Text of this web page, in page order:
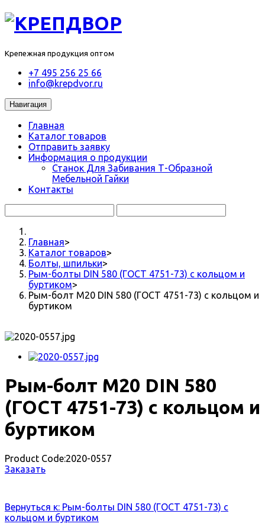
Крепежная продукция оптом
+7 495 256 25 66
info@krepdvor.ru
Навигация
Главная
Каталог товаров
Отправить заявку
Информация о продукции
Станок Для Забивания Т-Образной
Мебельной Гайки
Контакты
Главная>
Каталог товаров>
Болты, шпильки>
Рым-болты DIN 580 (ГОСТ 4751-73) с кольцом и
буртиком>
Рым-болт M20 DIN 580 (ГОСТ 4751-73) с кольцом и
буртиком
Рым-болт M20 DIN 580
(ГОСТ 4751-73) с кольцом и
буртиком
Product Code:2020-0557
Заказать
Вернуться к: Рым-болты DIN 580 (ГОСТ 4751-73) с
кольцом и буртиком